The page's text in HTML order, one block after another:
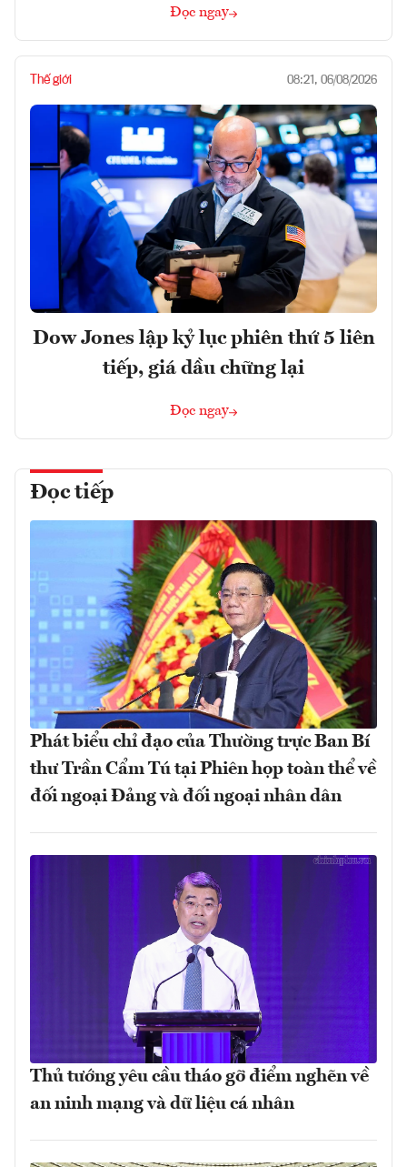
Đọc ngay
Thế giới 08:21, 06/08/2026
Dow Jones lập kỷ lục phiên thứ 5 liên
tiếp, giá dầu chững lại
Đọc ngay
Đọc tiếp
Phát biểu chỉ đạo của Thường trực Ban Bí
thư Trần Cẩm Tú tại Phiên họp toàn thể về
đối ngoại Đảng và đối ngoại nhân dân
Thủ tướng yêu cầu tháo gỡ điểm nghẽn về
an ninh mạng và dữ liệu cá nhân